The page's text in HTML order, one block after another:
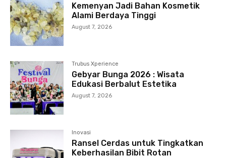
Kemenyan Jadi Bahan Kosmetik
Alami Berdaya Tinggi
August 7, 2026
Trubus Xperience
Gebyar Bunga 2026 : Wisata
Edukasi Berbalut Estetika
August 7, 2026
Inovasi
Ransel Cerdas untuk Tingkatkan
Keberhasilan Bibit Rotan